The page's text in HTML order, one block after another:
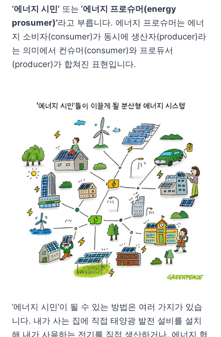
‘에너지 시민’ 또는 ‘에너지 프로슈머(energy
prosumer)’라고 부릅니다. 에너지 프로슈머는 에너
지 소비자(consumer)가 동시에 생산자(producer)라
는 의미에서 컨슈머(consumer)와 프로듀서
(producer)가 합쳐진 표현입니다.
‘에너지 시민’이 될 수 있는 방법은 여러 가지가 있습
니다. 내가 사는 집에 직접 태양광 발전 설비를 설치
해 내가 사용하는 전기를 직접 생산하거나, 에너지 협